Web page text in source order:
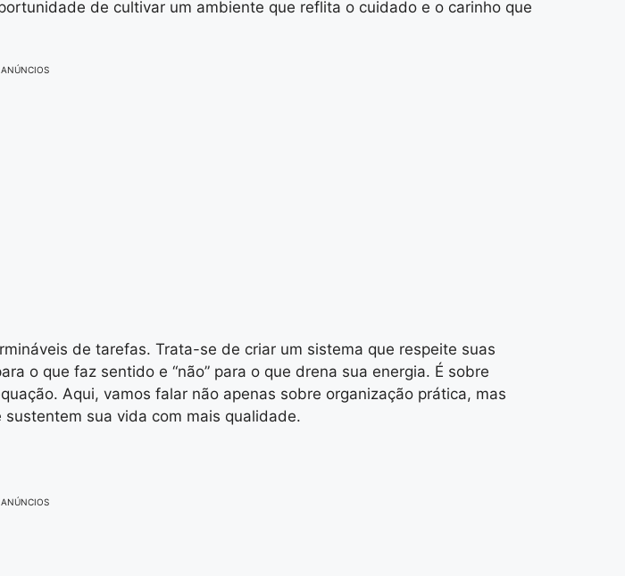
de cultivar um ambiente que reflita o cuidado e o carinho que
ANÚNCIOS
de tarefas. Trata-se de criar um sistema que respeite suas
o que faz sentido e “não” para o que drena sua energia. É sobre
Aqui, vamos falar não apenas sobre organização prática, mas
sua vida com mais qualidade.
ANÚNCIOS